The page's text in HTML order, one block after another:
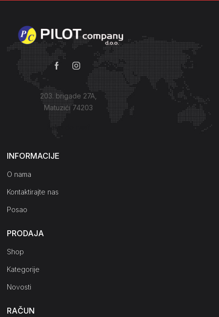
203. brigade 27A,
Matuzići 74203
Kako do nas?
INFORMACIJE
O nama
Kontaktirajte nas
Posao
PRODAJA
Shop
Kategorije
Novosti
RAČUN